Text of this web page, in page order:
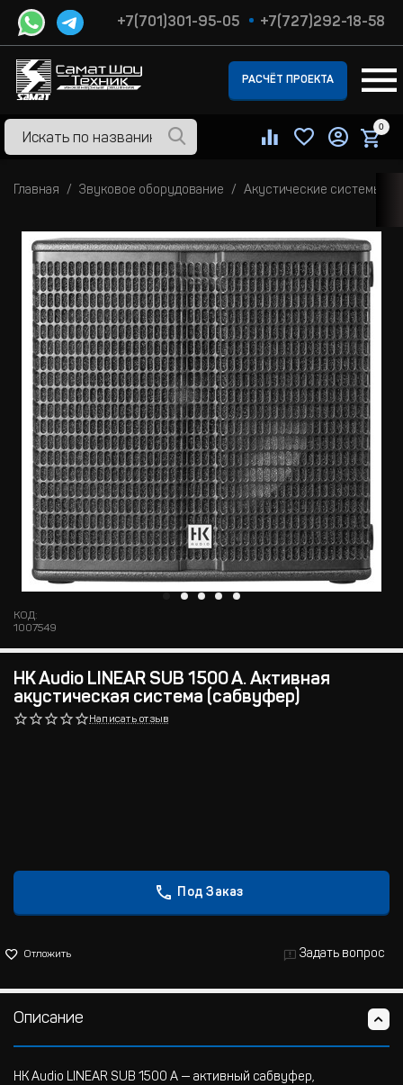
+7(701)301-95-05 +7(727)292-18-58
РАСЧЁТ ПРОЕКТА
0
Главная Звуковое оборудование Акустические системы
КОД:
1007549
HK Audio LINEAR SUB 1500 A. Активная
акустическая система (сабвуфер)
Написать отзыв
Под Заказ
Отложить Задать вопрос
Описание
HK Audio LINEAR SUB 1500 A — активный сабвуфер,